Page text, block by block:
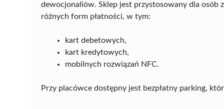
dewocjonaliów. Sklep jest przystosowany dla osób
różnych form płatności, w tym:
kart debetowych,
kart kredytowych,
mobilnych rozwiązań NFC.
Przy placówce dostępny jest bezpłatny parking,